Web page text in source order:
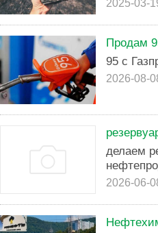
2025-03-
Продам
95 с
2026-08-
делаем
2026-06-